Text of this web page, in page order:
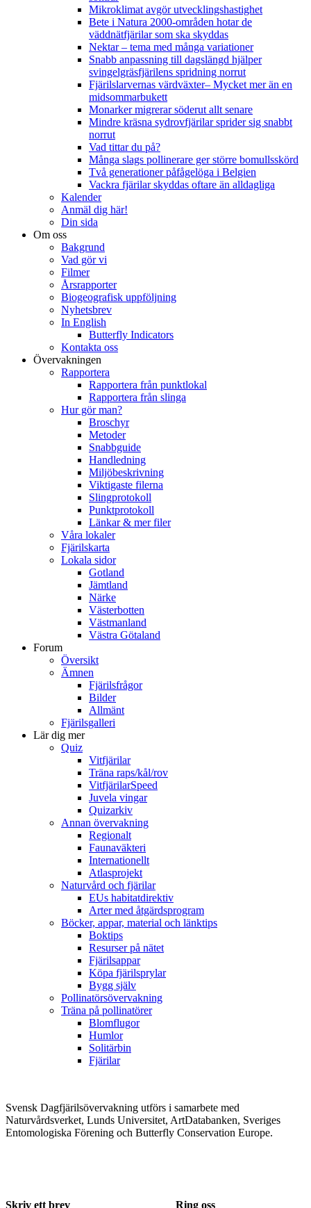
Mikroklimat avgör utvecklingshastighet
Bete i Natura 2000-områden hotar de
väddnätfjärilar som ska skyddas
Nektar – tema med många variationer
Snabb anpassning till dagslängd hjälper
svingelgräsfjärilens spridning norrut
Fjärilslarvernas värdväxter– Mycket mer än en
midsommarbukett
Monarker migrerar söderut allt senare
Mindre kräsna sydrovfjärilar sprider sig snabbt
norrut
Vad tittar du på?
Många slags pollinerare ger större bomullsskörd
Två generationer påfågelöga i Belgien
Vackra fjärilar skyddas oftare än alldagliga
Kalender
Anmäl dig här!
Din sida
Om oss
Bakgrund
Vad gör vi
Filmer
Årsrapporter
Biogeografisk uppföljning
Nyhetsbrev
In English
Butterfly Indicators
Kontakta oss
Övervakningen
Rapportera
Rapportera från punktlokal
Rapportera från slinga
Hur gör man?
Broschyr
Metoder
Snabbguide
Handledning
Miljöbeskrivning
Viktigaste filerna
Slingprotokoll
Punktprotokoll
Länkar & mer filer
Våra lokaler
Fjärilskarta
Lokala sidor
Gotland
Jämtland
Närke
Västerbotten
Västmanland
Västra Götaland
Forum
Översikt
Ämnen
Fjärilsfrågor
Bilder
Allmänt
Fjärilsgalleri
Lär dig mer
Quiz
Vitfjärilar
Träna raps/kål/rov
VitfjärilarSpeed
Juvela vingar
Quizarkiv
Annan övervakning
Regionalt
Faunaväkteri
Internationellt
Atlasprojekt
Naturvård och fjärilar
EUs habitatdirektiv
Arter med åtgärdsprogram
Böcker, appar, material och länktips
Boktips
Resurser på nätet
Fjärilsappar
Köpa fjärilsprylar
Bygg själv
Pollinatörsövervakning
Träna på pollinatörer
Blomflugor
Humlor
Solitärbin
Fjärilar
Svensk Dagfjärilsövervakning utförs i samarbete med
Naturvårdsverket, Lunds Universitet, ArtDatabanken, Sveriges
Entomologiska Förening och Butterfly Conservation Europe.
Skriv ett brev Ring oss